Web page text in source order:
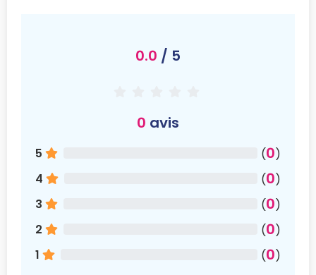
0.0 / 5
0 avis
5 (0)
4
(0)
3
(0)
2
(0)
1
(0)